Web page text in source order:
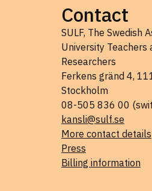
Contact
SULF, The Swedish
University Teachers
Researchers
Ferkens gränd 4,
Stockholm
08-505 836 00
kansli@sulf.se
More contact details
Press
Billing information